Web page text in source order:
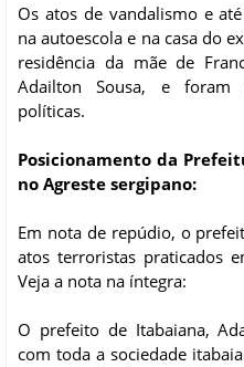
Os atos de vandalismo e
na autoescola e na casa do
residência da mãe de
Adailton Sousa, e foram
políticas.
Posicionamento da
no Agreste sergipano:
Em nota de repúdio, o
atos terroristas praticados
Veja a nota na íntegra:
O prefeito de Itabaiana,
com toda a sociedade